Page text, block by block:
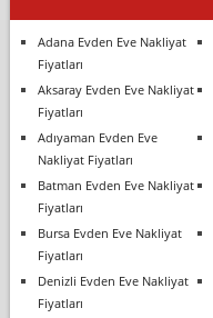
Adana Evden Eve Nakliyat
Fiyatları
Aksaray Evden Eve Nakliyat
Fiyatları
Adıyaman Evden Eve
Nakliyat Fiyatları
Batman Evden Eve Nakliyat
Fiyatları
Bursa Evden Eve Nakliyat
Fiyatları
Denizli Evden Eve Nakliyat
Fiyatları